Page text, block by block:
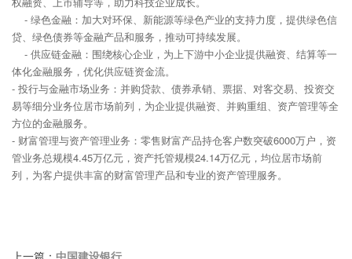
- 绿色金融：加大对环保、新能源等绿色产业的支持力度，提供绿色信
贷、绿色债券等金融产品和服务，推动可持续发展。
- 供应链金融：围绕核心企业，为上下游中小企业提供融资、结算等一
体化金融服务，优化供应链资金流。
- 投行与金融市场业务：并购贷款、债券承销、票据、对客交易、投资交
易等细分业务位居市场前列，为企业提供融资、并购重组、资产管理等全
方位的金融服务。
- 财富管理与资产管理业务：零售财富产品持仓客户数突破6000万户，资
管业务总规模4.45万亿元，资产托管规模24.14万亿元，均位居市场前
列，为客户提供丰富的财富管理产品和专业的资产管理服务。
上一篇： 中国建设银行